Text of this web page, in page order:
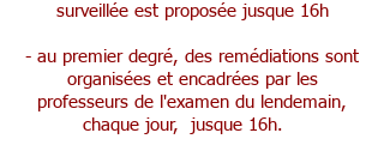
surveillée est proposée jusque 16h
- au premier degré, des remédiations sont
organisées et encadrées par les
professeurs de l'examen du lendemain,
chaque jour, jusque 16h.